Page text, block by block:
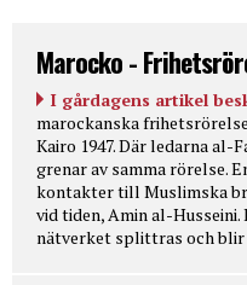
Marocko -
I gårdagens artikel
marockanska
Kairo 1947. Där ledarna
grenar av samma rörelse.
kontakter till Muslimska
vid tiden, Amin al-
nätverket splittras och